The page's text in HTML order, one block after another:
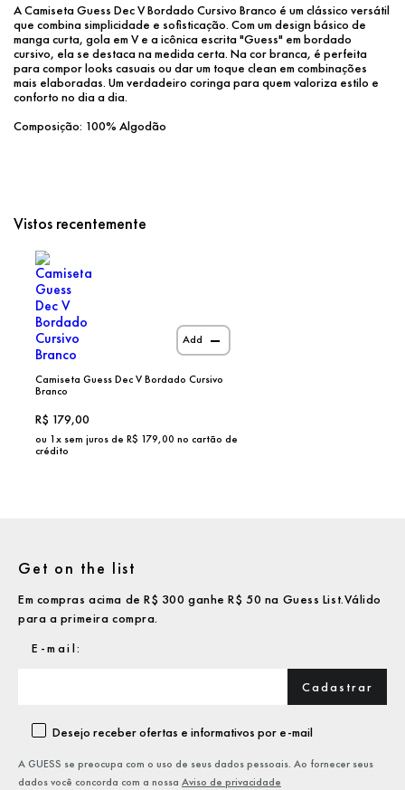
A Camiseta Guess Dec V Bordado Cursivo Branco é um clássico versátil
que combina simplicidade e sofisticação. Com um design básico de
manga curta, gola em V e a icônica escrita "Guess" em bordado
cursivo, ela se destaca na medida certa. Na cor branca, é perfeita
para compor looks casuais ou dar um toque clean em combinações
mais elaboradas. Um verdadeiro coringa para quem valoriza estilo e
conforto no dia a dia.
Composição: 100% Algodão
Vistos recentemente
Add
Camiseta Guess Dec V Bordado Cursivo
Branco
R$ 179,00
ou 1x sem juros de R$ 179,00 no cartão de
crédito
Get on the list
Em compras acima de R$ 300 ganhe R$ 50 na Guess List.Válido
para a primeira compra.
Cadastrar
Desejo receber ofertas e informativos por e-mail
A GUESS se preocupa com o uso de seus dados pessoais. Ao fornecer seus
dados você concorda com a nossa Aviso de privacidade